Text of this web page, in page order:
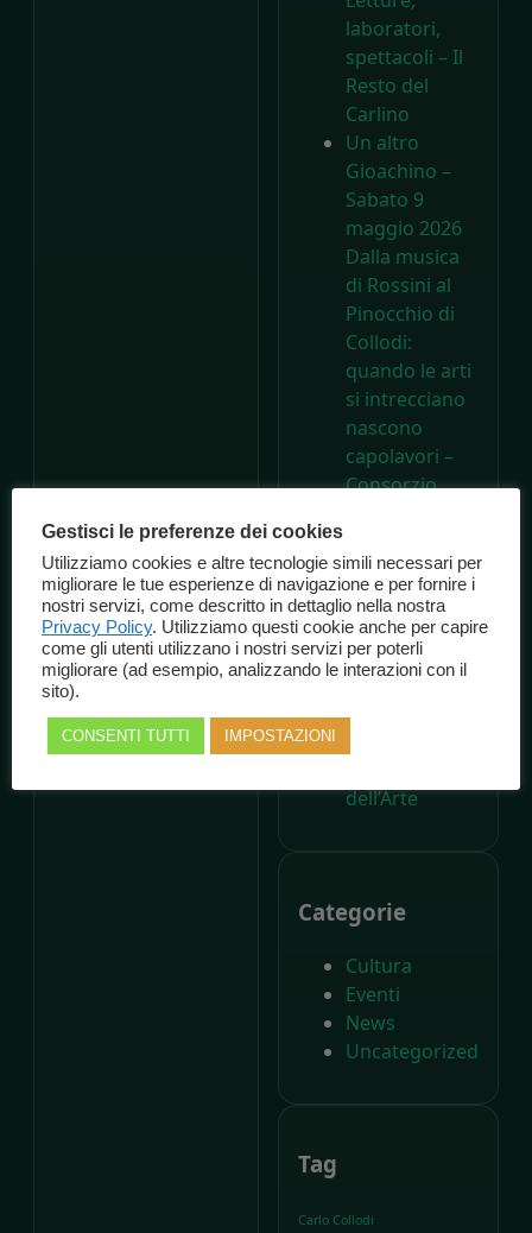
laboratori,
spettacoli – Il
Resto del
Carlino
Un altro
Gioachino –
Sabato 9
maggio 2026
Dalla musica
di Rossini al
Pinocchio di
Collodi:
quando le arti
si intrecciano
nascono
capolavori –
Consorzio
A 200 anni
dalla nascita di
Carlo Collodi,
Il Parco di
Pinocchio
compie
dell’Arte
Categorie
Cultura
Eventi
News
Uncategorized
Tag
Carlo Collodi
Gestisci le preferenze dei cookies
Utilizziamo cookies e altre tecnologie simili necessari per
migliorare le tue esperienze di navigazione e per fornire i
nostri servizi, come descritto in dettaglio nella nostra
Privacy Policy. Utilizziamo questi cookie anche per capire
come gli utenti utilizzano i nostri servizi per poterli
migliorare (ad esempio, analizzando le interazioni con il
sito).
CONSENTI TUTTI IMPOSTAZIONI